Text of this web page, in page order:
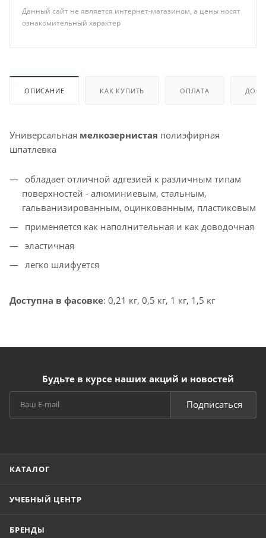
Данный сайт не является интернет-магазином, а цены носят
ознакомительный характер
ОПИСАНИЕ КАК КУПИТЬ ОПЛАТА
Универсальная мелкозернистая полиэфирная
шпатлевка
обладает отличной адгезией к различным типам
поверхностей - алюминиевым, стальным,
гальванизированным, оцинкованным, пластиковым
применяется как наполнительная и как доводочная
эластичная
легко шлифуется
Доступна в фасовке: 0,21 кг, 0,5 кг, 1 кг, 1,5 кг
Будьте в курсе наших акций и новостей
Подписаться
КАТАЛОГ
УЧЕБНЫЙ ЦЕНТР
БРЕНДЫ